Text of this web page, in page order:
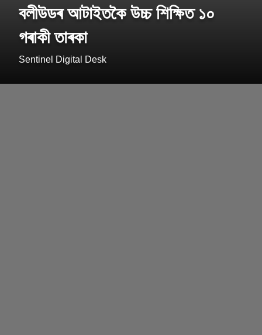
বলীউডৰ আটাইতকৈ উচ্চ শিক্ষিত ১০
গৰাকী তাৰকা
Sentinel Digital Desk